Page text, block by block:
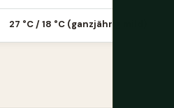
27 °C / 18 °C (ganzjährig mild)